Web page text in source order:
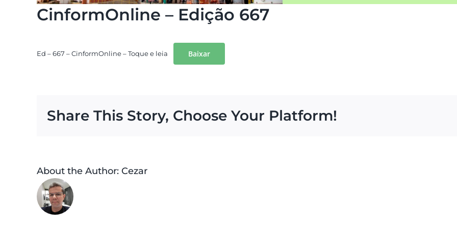
CinformOnline – Edição 667
Ed – 667 – CinformOnline – Toque e leia Baixar
Share This Story, Choose Your Platform!
About the Author: Cezar